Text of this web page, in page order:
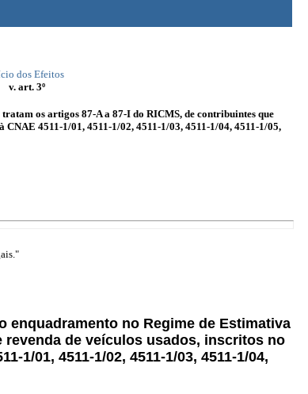
dos Efeitos
v. art. 3º
os artigos 87-A a 87-I do RICMS, de contribuintes que
4511-1/01, 4511-1/02, 4511-1/03, 4511-1/04, 4511-1/05,
enquadramento no Regime de Estimativa
revenda de veículos usados, inscritos no
1/01, 4511-1/02, 4511-1/03, 4511-1/04,